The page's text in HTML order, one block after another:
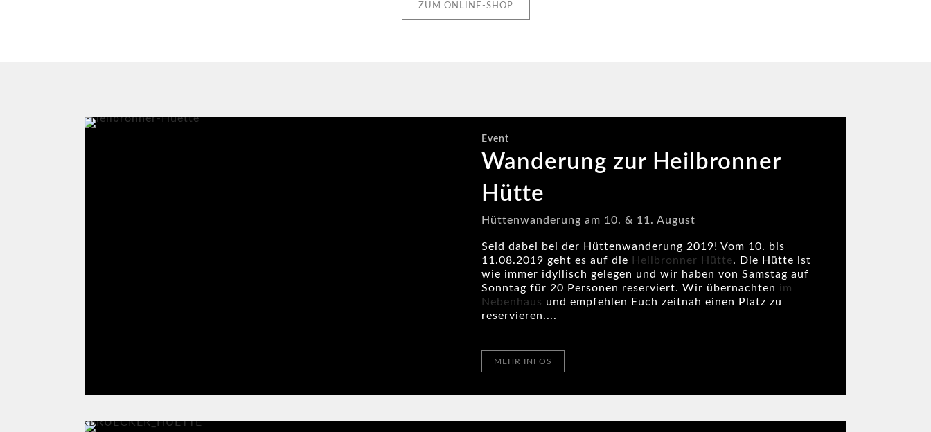
ZUM ONLINE-SHOP
Event
Wanderung zur Heilbronner
Hütte
Hüttenwanderung am 10. & 11. August
Seid dabei bei der Hüttenwanderung 2019! Vom 10. bis
11.08.2019 geht es auf die Heilbronner Hütte. Die Hütte ist
wie immer idyllisch gelegen und wir haben von Samstag auf
Sonntag für 20 Personen reserviert. Wir übernachten im
Nebenhaus und empfehlen Euch zeitnah einen Platz zu
reservieren....
MEHR INFOS